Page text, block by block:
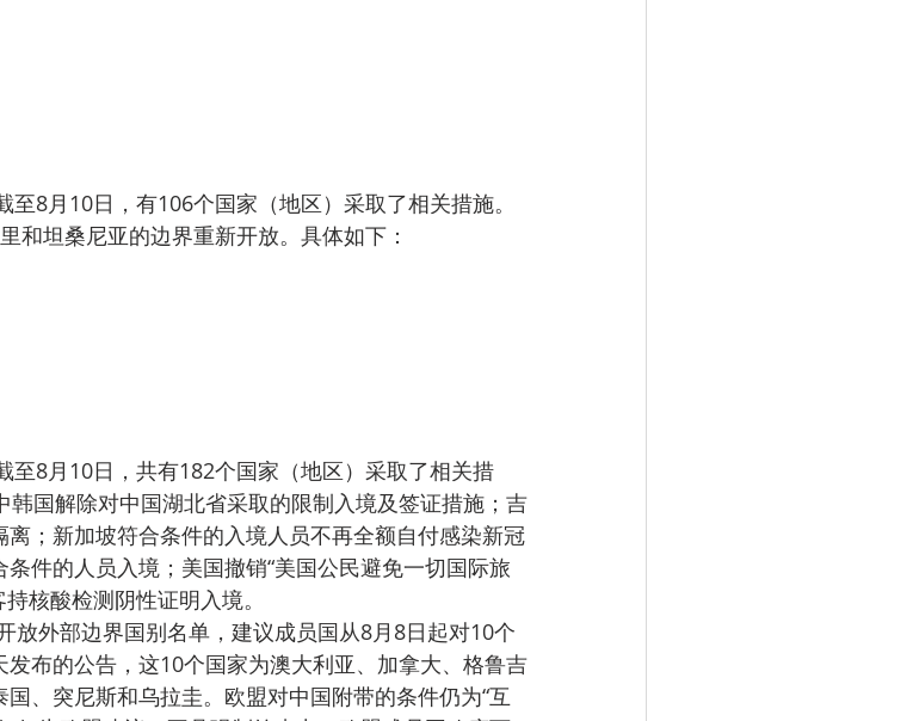
8月10日，有106个国家（地区）采取了相关措施。
和坦桑尼亚的边界重新开放。具体如下：
8月10日，共有182个国家（地区）采取了相关措
国解除对中国湖北省采取的限制入境及签证措施；吉
；新加坡符合条件的入境人员不再全额自付感染新冠
件的人员入境；美国撤销“美国公民避免一切国际旅
核酸检测阴性证明入境。
布的公告，这10个国家为澳大利亚、加拿大、格鲁吉
、突尼斯和乌拉圭。欧盟对中国附带的条件仍为“互